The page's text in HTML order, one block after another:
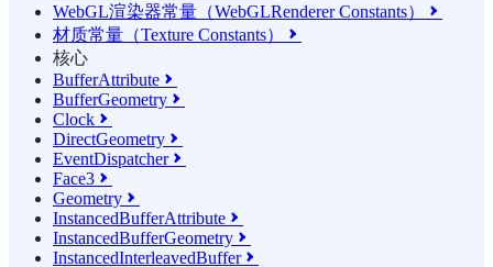
WebGL渲染器常量（WebGLRenderer Constants） 
材质常量（Texture Constants） 
核心
BufferAttribute 
BufferGeometry 
Clock 
DirectGeometry 
EventDispatcher
Face3 
Geometry 
InstancedBufferAttribute 
InstancedBufferGeometry 
InstancedInterleavedBuffer